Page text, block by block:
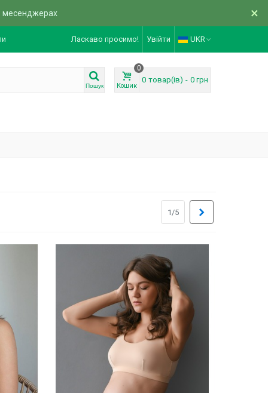
месенджерах ×
Ласкаво просимо! Увійти UKR
Пошук Кошик
0
0 товар(ів) - 0 грн
1/5